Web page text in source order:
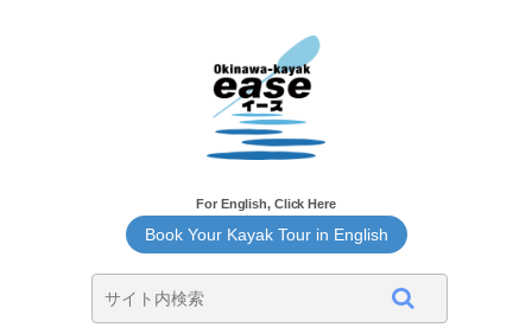
For English, Click Here
Book Your Kayak Tour in English